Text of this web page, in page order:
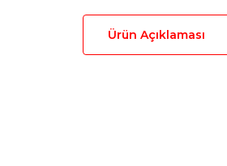
Ürün Açıklaması